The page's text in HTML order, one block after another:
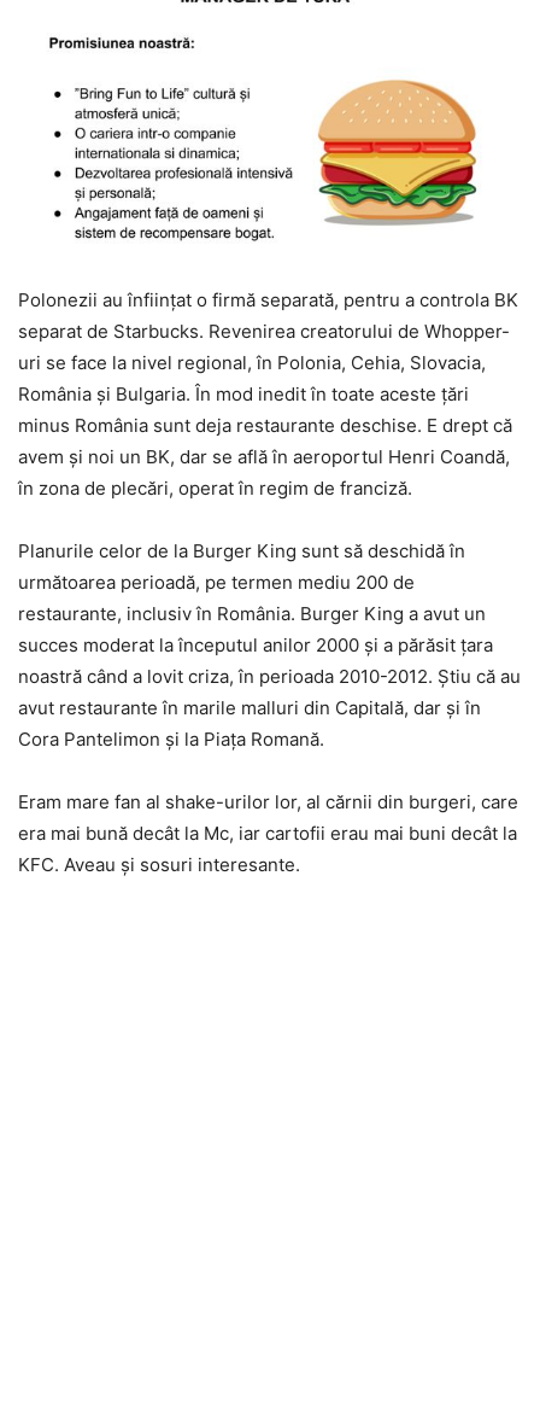
Polonezii au înfiinţat o firmă separată, pentru a controla BK
separat de Starbucks. Revenirea creatorului de Whopper-
uri se face la nivel regional, în Polonia, Cehia, Slovacia,
România şi Bulgaria. În mod inedit în toate aceste ţări
minus România sunt deja restaurante deschise. E drept că
avem şi noi un BK, dar se află în aeroportul Henri Coandă,
în zona de plecări, operat în regim de franciză.
Planurile celor de la Burger King sunt să deschidă în
următoarea perioadă, pe termen mediu 200 de
restaurante, inclusiv în România. Burger King a avut un
succes moderat la începutul anilor 2000 şi a părăsit ţara
noastră când a lovit criza, în perioada 2010-2012. Ştiu că au
avut restaurante în marile malluri din Capitală, dar şi în
Cora Pantelimon şi la Piaţa Romană.
Eram mare fan al shake-urilor lor, al cărnii din burgeri, care
era mai bună decât la Mc, iar cartofii erau mai buni decât la
KFC. Aveau şi sosuri interesante.